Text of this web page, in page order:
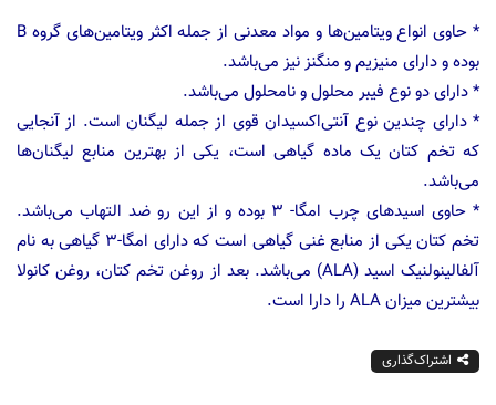
* حاوی انواع ویتامین‌ها و مواد معدنی از جمله اکثر ویتامین‌های گروه B
بوده و دارای منیزیم و منگنز نیز می‌باشد.
* دارای دو نوع فیبر محلول و نامحلول می‌باشد.
* دارای چندین نوع آنتی‌اکسیدان قوی از جمله لیگنان است. از آنجایی
که تخم کتان یک ماده گیاهی است، یکی از بهترین منابع لیگنان‌ها
می‌باشد.
* حاوی اسیدهای چرب امگا- ۳ بوده و از این رو ضد التهاب می‌باشد.
تخم کتان یکی از منابع غنی گیاهی است که دارای امگا-۳ گیاهی به نام
آلفالینولنیک اسید (ALA) می‌باشد. بعد از روغن تخم کتان، روغن کانولا
بیشترین میزان ALA را دارا است.
اشتراک‌گذاری